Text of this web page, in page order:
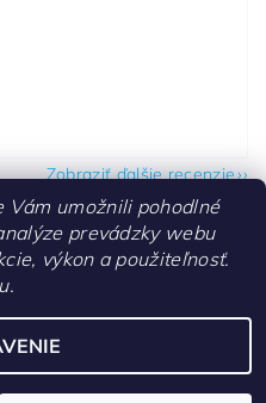
Zobraziť ďalšie recenzie
Upraviť nastavenie cookies
Vám umožnili pohodlné
prevádzky webu
výkon a použiteľnosť.